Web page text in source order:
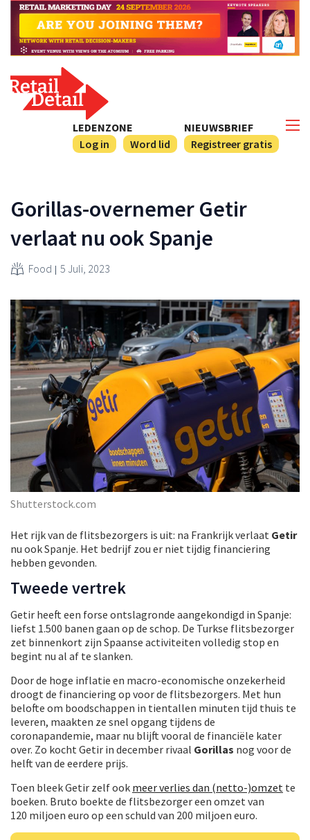
NIEUWSBRIEF
Registreer gratis
LEDENZONE
Log in
Word lid
Gorillas-overnemer Getir
verlaat nu ook Spanje
Food 5 Juli, 2023
Shutterstock.com
Het rijk van de flitsbezorgers is uit: na Frankrijk verlaat Getir
nu ook Spanje. Het bedrijf zou er niet tijdig financiering
hebben gevonden.
Tweede vertrek
Getir heeft een forse ontslagronde aangekondigd in Spanje:
liefst 1.500 banen gaan op de schop. De Turkse flitsbezorger
zet binnenkort zijn Spaanse activiteiten volledig stop en
begint nu al af te slanken.
Door de hoge inflatie en macro-economische onzekerheid
droogt de financiering op voor de flitsbezorgers. Met hun
belofte om boodschappen in tientallen minuten tijd thuis te
leveren, maakten ze snel opgang tijdens de
coronapandemie, maar nu blijft vooral de financiële kater
over. Zo kocht Getir in december rivaal Gorillas nog voor de
helft van de eerdere prijs.
Toen bleek Getir zelf ook meer verlies dan (netto-)omzet te
boeken. Bruto boekte de flitsbezorger een omzet van
120 miljoen euro op een schuld van 200 miljoen euro.